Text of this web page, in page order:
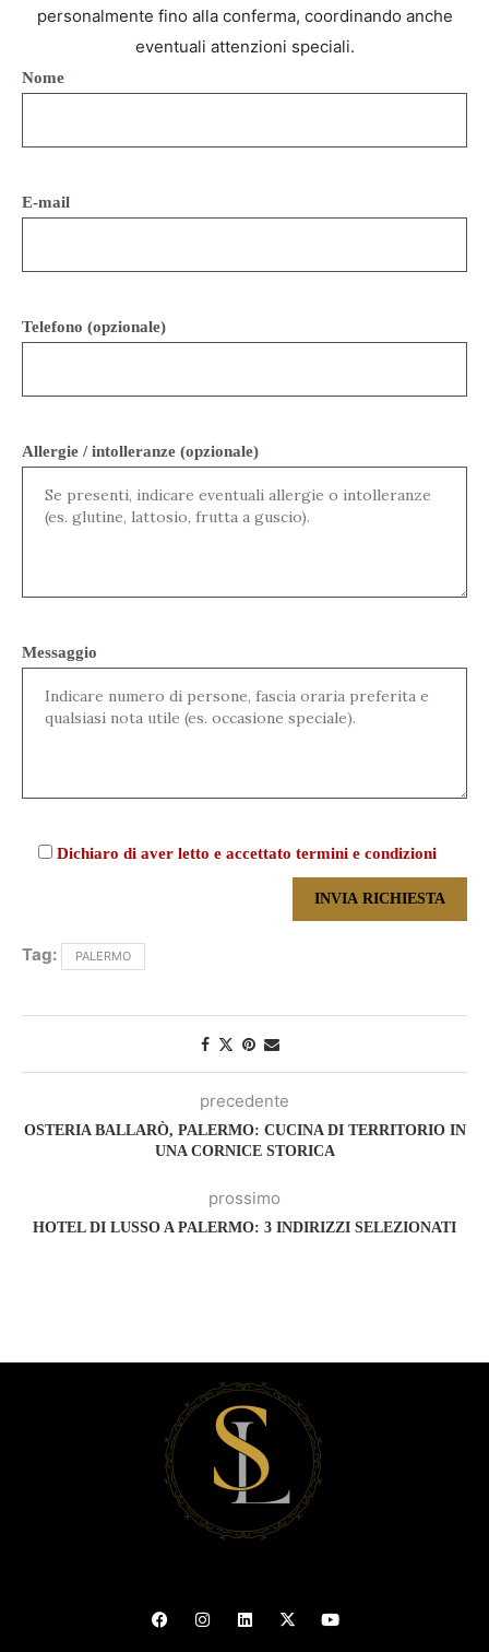
personalmente fino alla conferma, coordinando anche
eventuali attenzioni speciali.
Nome
E-mail
Telefono (opzionale)
Allergie / intolleranze (opzionale)
Messaggio
Dichiaro di aver letto e accettato termini e condizioni
Tag: PALERMO
precedente
OSTERIA BALLARÒ, PALERMO: CUCINA DI TERRITORIO IN
UNA CORNICE STORICA
prossimo
HOTEL DI LUSSO A PALERMO: 3 INDIRIZZI SELEZIONATI